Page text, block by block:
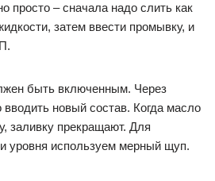
просто – сначала надо слить как
затем ввести промывку, и
быть включенным. Через
новый состав. Когда масло
заливку прекращают. Для
уровня используем мерный щуп.